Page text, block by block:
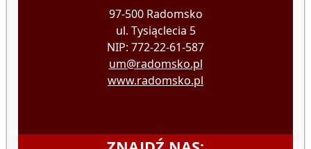
97-500 Radomsko
ul. Tysiąclecia 5
NIP: 772-22-61-587
um@radomsko.pl
www.radomsko.pl